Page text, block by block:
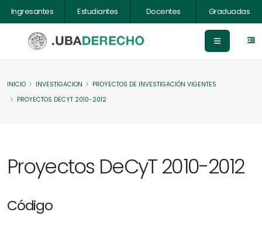
Ingresantes Estudiantes Docentes Graduadas
INICIO INVESTIGACION
PROYECTOS DE INVESTIGACIÓN VIGENTES
PROYECTOS DECYT 2010-2012
Proyectos DeCyT 2010-2012
Código